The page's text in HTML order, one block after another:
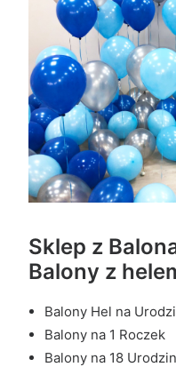
Sklep z
Balony z
Balony Hel na
Balony na 1 Roczek
Balony na 18